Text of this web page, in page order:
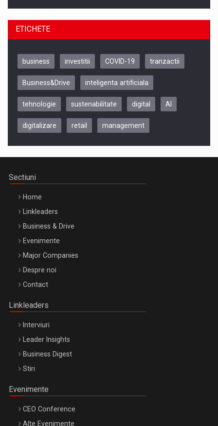
Be Inspired. Make it Happen!, CLUJ, 9 Decembrie
Be Inspired. Make it Happen!, ARTEMIS LETO, ORADEA, 8
Octombrie
ETICHETE
business investitii COVID-19 tranzactii
Business&Drive inteligenta artificiala
tehnologie sustenabilitate digital AI
digitalizare retail management
Sectiuni
Home
Linkleaders
Business & Drive
Evenimente
Major Companies
Despre noi
Contact
Linkleaders
Interviuri
Leader Insights
Business Digest
Stiri
Evenimente
CEO Conference
Alte Evenimente